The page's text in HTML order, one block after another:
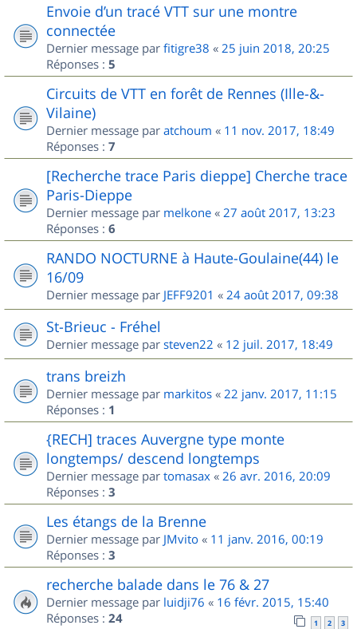
Envoie d’un tracé VTT sur une montre
connectée
Dernier message par fitigre38 « 25 juin 2018, 20:25
Réponses : 5
Circuits de VTT en forêt de Rennes (Ille-&-
Vilaine)
Dernier message par atchoum « 11 nov. 2017, 18:49
Réponses : 7
[Recherche trace Paris dieppe] Cherche trace
Paris-Dieppe
Dernier message par melkone « 27 août 2017, 13:23
Réponses : 6
RANDO NOCTURNE à Haute-Goulaine(44) le
16/09
Dernier message par JEFF9201 « 24 août 2017, 09:38
St-Brieuc - Fréhel
Dernier message par steven22 « 12 juil. 2017, 18:49
trans breizh
Dernier message par markitos « 22 janv. 2017, 11:15
Réponses : 1
{RECH] traces Auvergne type monte
longtemps/ descend longtemps
Dernier message par tomasax « 26 avr. 2016, 20:09
Réponses : 3
Les étangs de la Brenne
Dernier message par JMvito « 11 janv. 2016, 00:19
Réponses : 3
recherche balade dans le 76 & 27
Dernier message par luidji76 « 16 févr. 2015, 15:40
Réponses : 24 1 2 3